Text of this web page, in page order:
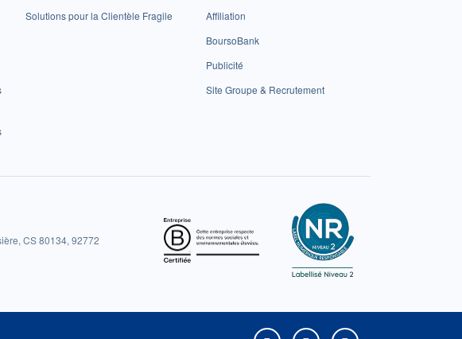
Solutions pour la Clientèle Fragile
Affiliation
BoursoBank
Publicité
Site Groupe & Recrutement
CS 80134, 92772